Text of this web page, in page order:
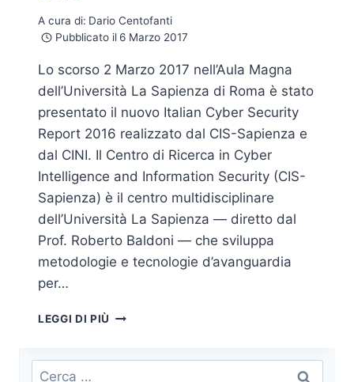
A cura di: Dario Centofanti
Pubblicato il 6 Marzo 2017
Lo scorso 2 Marzo 2017 nell’Aula Magna
dell’Università La Sapienza di Roma è stato
presentato il nuovo Italian Cyber Security
Report 2016 realizzato dal CIS-Sapienza e
dal CINI. Il Centro di Ricerca in Cyber
Intelligence and Information Security (CIS-
Sapienza) è il centro multidisciplinare
dell’Università La Sapienza — diretto dal
Prof. Roberto Baldoni — che sviluppa
metodologie e tecnologie d’avanguardia
per…
LEGGI DI PIÙ ITALIAN
2016
Ricerca